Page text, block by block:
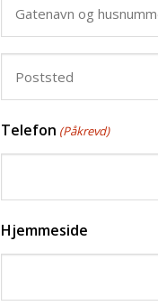
Gatenavn
og
husnummer
Telefon (Påkrevd)
Hjemmeside